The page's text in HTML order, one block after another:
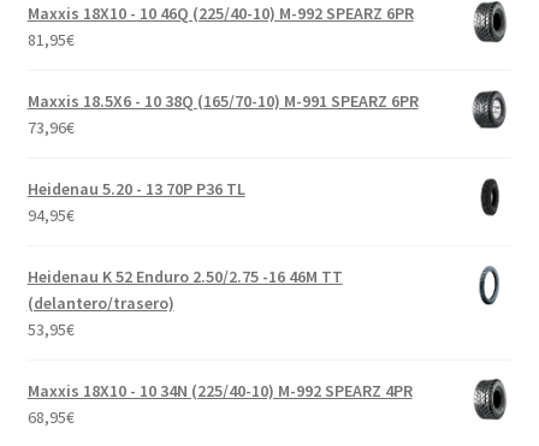
Maxxis 18X10 - 10 46Q (225/40-10) M-992 SPEARZ 6PR
81,95€
Maxxis 18.5X6 - 10 38Q (165/70-10) M-991 SPEARZ 6PR
73,96€
Heidenau 5.20 - 13 70P P36 TL
94,95€
Heidenau K 52 Enduro 2.50/2.75 -16 46M TT
(delantero/trasero)
53,95€
Maxxis 18X10 - 10 34N (225/40-10) M-992 SPEARZ 4PR
68,95€